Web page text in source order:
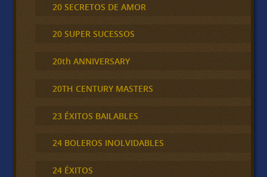
20 SECRETOS DE AMOR
20 SUPER SUCESSOS
20th ANNIVERSARY
20TH CENTURY MASTERS
23 ÉXITOS BAILABLES
24 BOLEROS INOLVIDABLES
24 ÉXITOS